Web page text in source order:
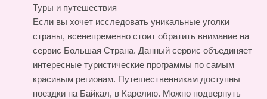
Туры и путешествия
Если вы хочет исследовать уникальные уголки
страны, всенепременно стоит обратить внимание на
сервис Большая Страна. Данный сервис объединяет
интересные туристические программы по самым
красивым регионам. Путешественникам доступны
поездки на Байкал, в Карелию. Можно подвернуть